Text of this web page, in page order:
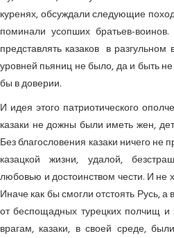
куренях, обсуждали следующие
поминали усопших братьев-
представлять казаков в
уровней пьяниц не было, да и быть
бы в доверии.
И идея этого патриотического
казаки не дожны были иметь жен,
Без благословения казаки ничего
казацкой жизни, удалой,
любовью и достоинством чести. И не
Иначе как бы смогли отстоять Русь,
от беспощадных турецких полчищ
врагам, казаки, в своей среде,